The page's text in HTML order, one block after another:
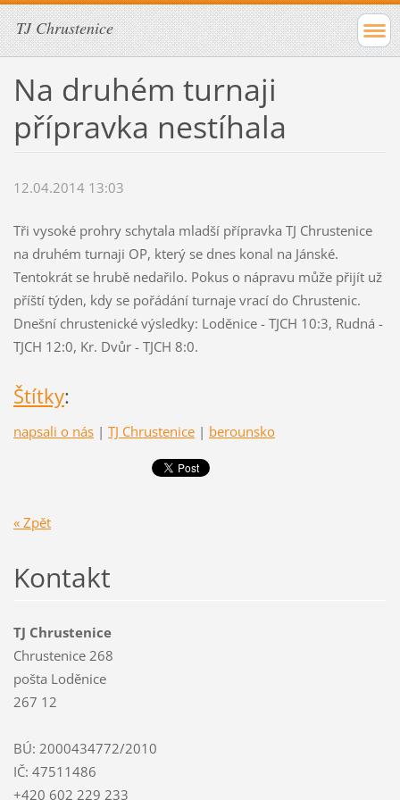
TJ Chrustenice
Na druhém turnaji
přípravka nestíhala
12.04.2014 13:03
Tři vysoké prohry schytala mladší přípravka TJ Chrustenice
na druhém turnaji OP, který se dnes konal na Jánské.
Tentokrát se hrubě nedařilo. Pokus o nápravu může přijít už
příští týden, kdy se pořádání turnaje vrací do Chrustenic.
Dnešní chrustenické výsledky: Loděnice - TJCH 10:3, Rudná -
TJCH 12:0, Kr. Dvůr - TJCH 8:0.
Štítky:
napsali o nás | TJ Chrustenice | berounsko
« Zpět
Kontakt
TJ Chrustenice
Chrustenice 268
pošta Loděnice
267 12
BÚ: 2000434772/2010
IČ: 47511486
+420 602 229 233